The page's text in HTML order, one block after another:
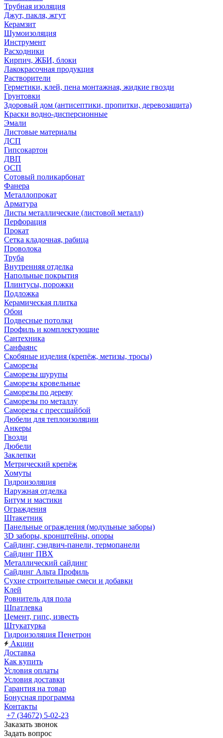
Трубная изоляция
Джут, пакля, жгут
Керамзит
Шумоизоляция
Инструмент
Расходники
Кирпич, ЖБИ, блоки
Лакокрасочная продукция
Растворители
Герметики, клей, пена монтажная, жидкие гвозди
Грунтовки
Здоровый дом (антисептики, пропитки, деревозащита)
Краски водно-дисперсионные
Эмали
Листовые материалы
ДСП
Гипсокартон
ДВП
ОСП
Сотовый поликарбонат
Фанера
Металлопрокат
Арматура
Листы металлические (листовой металл)
Перфорация
Прокат
Сетка кладочная, рабица
Проволока
Труба
Внутренняя отделка
Напольные покрытия
Плинтусы, порожки
Подложка
Керамическая плитка
Обои
Подвесные потолки
Профиль и комплектующие
Сантехника
Санфаянс
Скобяные изделия (крепёж, метизы, тросы)
Саморезы
Саморезы шурупы
Саморезы кровельные
Саморезы по дереву
Саморезы по металлу
Саморезы с прессшайбой
Дюбели для теплоизоляции
Анкеры
Гвозди
Дюбели
Заклепки
Метрический крепёж
Хомуты
Гидроизоляция
Наружная отделка
Битум и мастики
Ограждения
Штакетник
Панельные ограждения (модульные заборы)
3D заборы, кронштейны, опоры
Cайдинг, сэндвич-панели, термопанели
Сайдинг ПВХ
Металлический сайдинг
Сайдинг Альта Профиль
Сухие строительные смеси и добавки
Клей
Ровнитель для пола
Шпатлевка
Цемент, гипс, известь
Штукатурка
Гидроизоляция Пенетрон
Акции
Доставка
Как купить
Условия оплаты
Условия доставки
Гарантия на товар
Бонусная программа
Контакты
+7 (34672) 5-02-23
Заказать звонок
Задать вопрос